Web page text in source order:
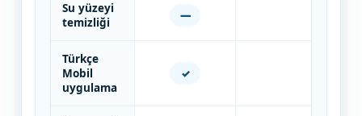
Su yüzeyi
temizliği
—
Türkçe
Mobil
uygulama
✓